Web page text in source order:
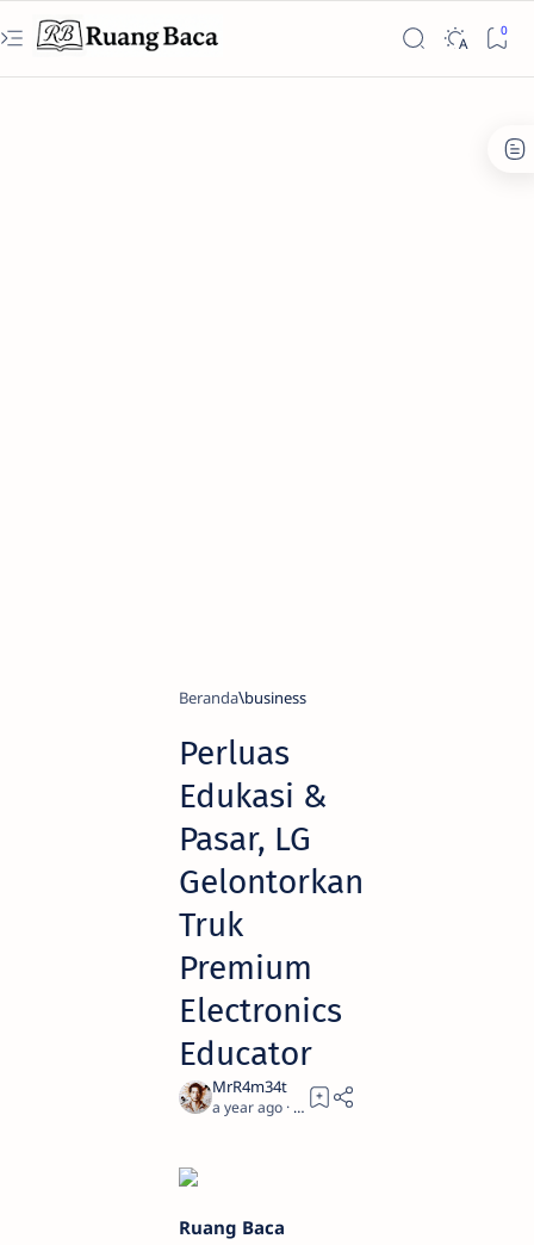
Beranda business
Perluas
Edukasi &
Pasar, LG
Gelontorkan
Truk
Premium
Electronics
Educator
a year ago 1
Ruang Baca